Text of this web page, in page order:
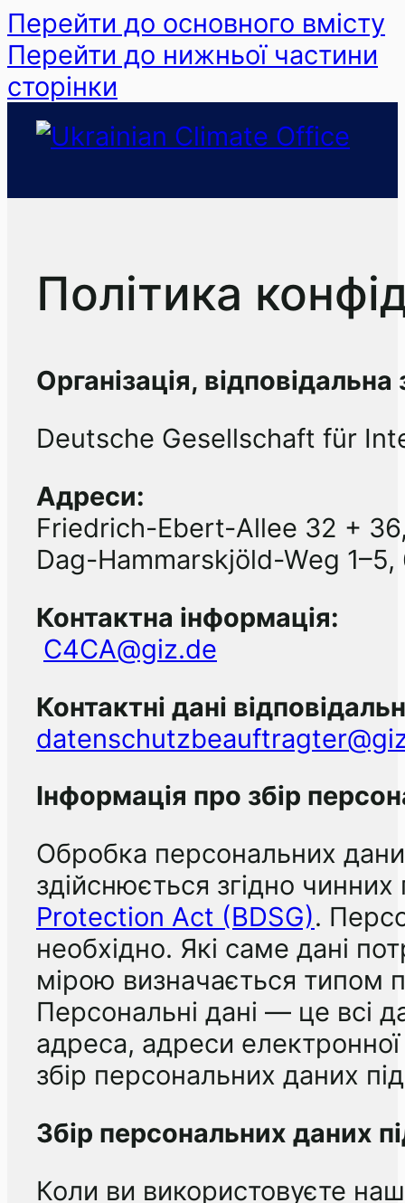
Перейти до основного вмісту
Перейти до нижньої частини
сторінки
Політика
Організація,
Deutsche Gesellschaft für
Адреси:
Friedrich-Ebert-Allee 32 +
Dag-Hammarskjöld-Weg
Контактна інформація:
C4CA@giz.de
Контактні дані
Інформація про збір
Обробка персональних
здійснюється згідно
Protection Act (BDSG).
необхідно. Які саме дані
мірою визначається типом
Персональні дані — це всі
адреса, адреси
збір персональних даних
Збір персональних даних
Коли ви використовуєте